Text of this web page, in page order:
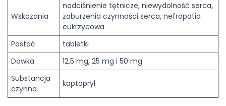
Wskazania
nadciśnienie tętnicze, niewydolność serca,
zaburzenia czynności serca, nefropatia
cukrzycowa
Postać
tabletki
Dawka
12,5 mg, 25 mg i 50 mg
Substancja
czynna
kaptopryl